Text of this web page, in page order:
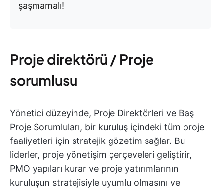
şaşmamalı!
Proje direktörü / Proje
sorumlusu
Yönetici düzeyinde, Proje Direktörleri ve Baş
Proje Sorumluları, bir kuruluş içindeki tüm proje
faaliyetleri için stratejik gözetim sağlar. Bu
liderler, proje yönetişim çerçeveleri geliştirir,
PMO yapıları kurar ve proje yatırımlarının
kuruluşun stratejisiyle uyumlu olmasını ve